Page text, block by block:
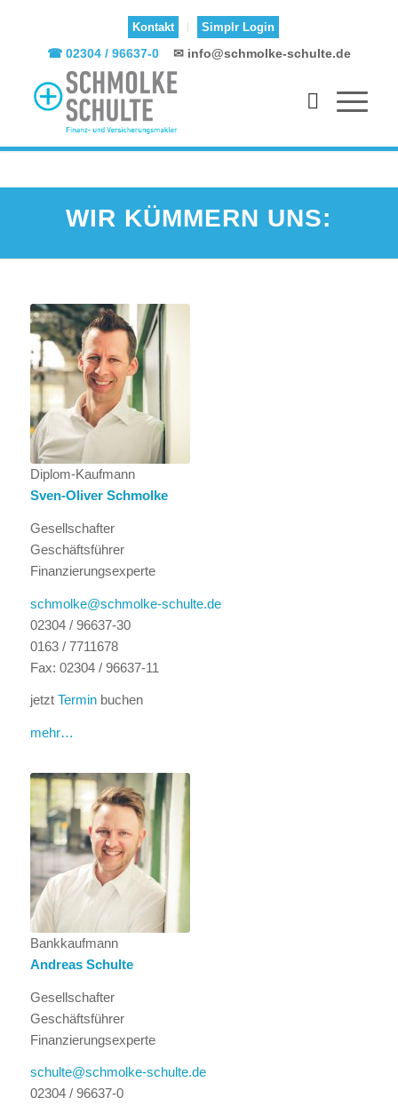
Kontakt Simplr Login
☎ 02304 / 96637-0 ✉ info@schmolke-schulte.de
WIR KÜMMERN UNS:
Diplom-Kaufmann
Sven-Oliver Schmolke
Gesellschafter
Geschäftsführer
Finanzierungsexperte
schmolke@schmolke-schulte.de
02304 / 96637-30
0163 / 7711678
Fax: 02304 / 96637-11
jetzt Terminbuchen
mehr…
Bankkaufmann
Andreas Schulte
Gesellschafter
Geschäftsführer
Finanzierungsexperte
schulte@schmolke-schulte.de
02304 / 96637-0